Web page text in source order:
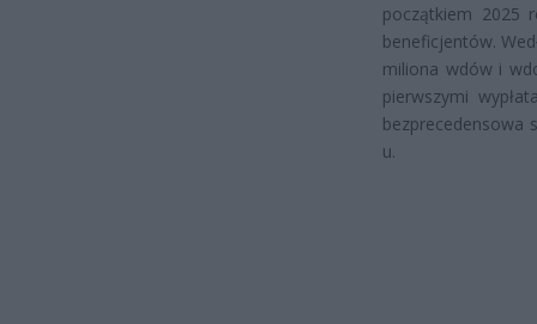
początkiem 2025
beneficjentów.
miliona wdów i
pierwszymi
bezprecedensowa
u.